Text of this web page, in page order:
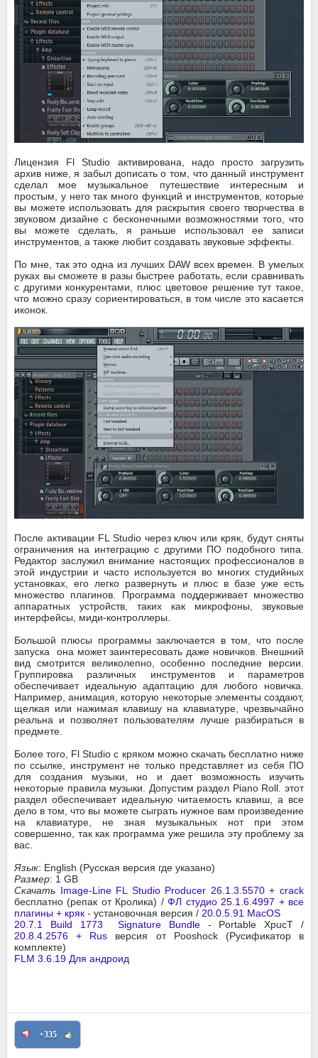
Лицензия Fl Studio активирована, надо просто загрузить
архив ниже, я забыл дописать о том, что данный инструмент
сделал мое музыкальное путешествие интересным и
простым, у него так много функций и инструментов, которые
вы можете использовать для раскрытия своего творчества в
звуковом дизайне с бесконечными возможностями того, что
вы можете сделать, я раньше использовал ее записи
инструментов, а также любит создавать звуковые эффекты.
По мне, так это одна из лучших DAW всех времен.
В умелых
руках вы сможете в разы быстрее работать, если сравнивать
с другими конкурентами, плюс цветовое решение тут такое,
что можно сразу сориентироваться, в том числе это касается
иконок.
После активации FL Studio через ключ или кряк, будут сняты
ограничения на интеграцию с другими ПО подобного типа.
Редактор заслужил внимание настоящих профессионалов в
этой индустрии и часто используется во многих студийных
установках, его легко развернуть и плюс в базе уже есть
множество плагинов. Программа поддерживает множество
аппаратных устройств, таких как микрофоны, звуковые
интерфейсы, миди-контроллеры.
Большой плюсы программы заключается в том, что после
запуска она может заинтересовать даже новичков. Внешний
вид смотрится великолепно, особенно последние версии.
Группировка различных инструментов и параметров
обеспечивает идеальную адаптацию для любого новичка.
Например, анимация, которую некоторые элементы создают,
щелкая или нажимая клавишу на клавиатуре, чрезвычайно
реальна и позволяет пользователям лучше разбираться в
предмете.
Более того, Fl Studio с кряком можно скачать бесплатно ниже
по ссылке, инструмент не только представляет из себя ПО
для создания музыки, но и дает возможность изучить
некоторые правила музыки. Допустим раздел Piano Roll. этот
раздел обеспечивает идеальную читаемость клавиш, а все
дело в том, что вы можете сыграть нужное вам произведение
на клавиатуре, не зная музыкальных нот при этом
совершенно, так как программа уже решила эту проблему за
вас.
Язык: English (Русская версия где указано)
Размер: 1 GB
Скачать Image-Line FL Studio Producer 26.1.3.5570 + crack
бесплатно (репак от Кролика) /ФЛ студио 25.1.6.4997 + все
плагины + кряк - установочная версия / 20.0.5.91 MacOS
20.7.1 Build 1773 Signature Bundle- Portable XpucT /
20.8.4.2576 + Rus версия от Pooshock (Русификатор в
комплекте)
FLM 3.6.19 Для андроид
+335